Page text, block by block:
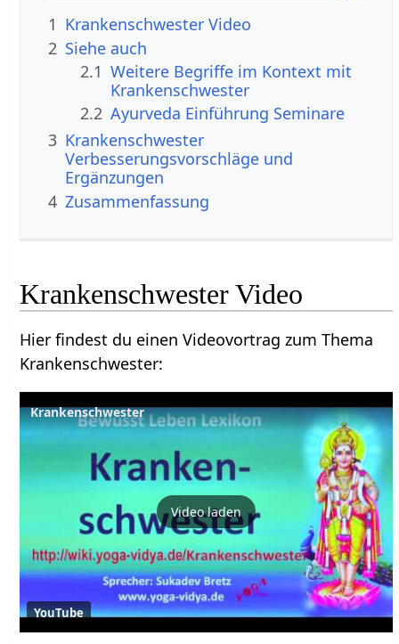
1
Krankenschwester‏‎ Video
2 Siehe auch
2.1 Weitere Begriffe im Kontext mit
2.2 Ayurveda Einführung Seminare
3 Krankenschwester‏‎
Verbesserungsvorschläge und
Ergänzungen
4 Zusammenfassung
Krankenschwester‏‎ Video
Hier findest du einen Videovortrag zum Thema
Krankenschwester‏‎:
Krankenschwester‏‎
Video laden
YouTube